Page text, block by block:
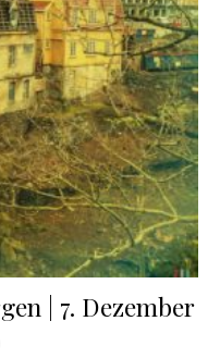
| 7. Dezember